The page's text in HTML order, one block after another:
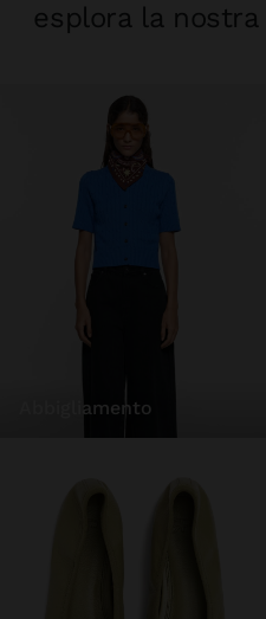
esplora la
abbigliamento